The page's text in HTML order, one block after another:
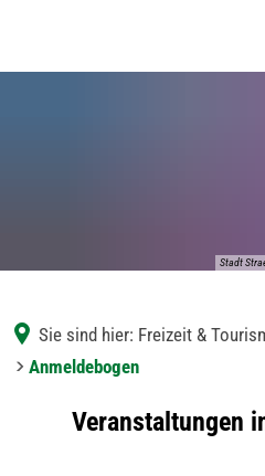
Stadt
Sie sind hier: Freizeit &
Anmeldebogen
Anmeldebogen
Veranstaltungen